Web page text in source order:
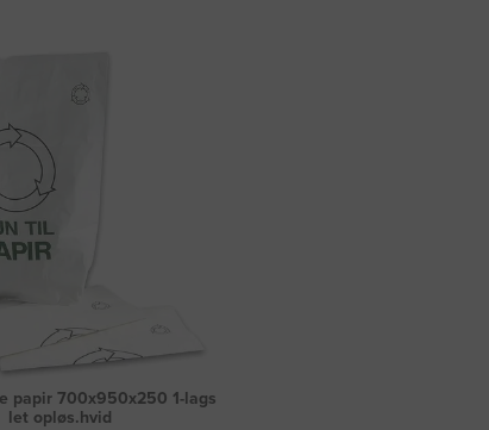
papir 700x950x250 1-lags
let opløs.hvid